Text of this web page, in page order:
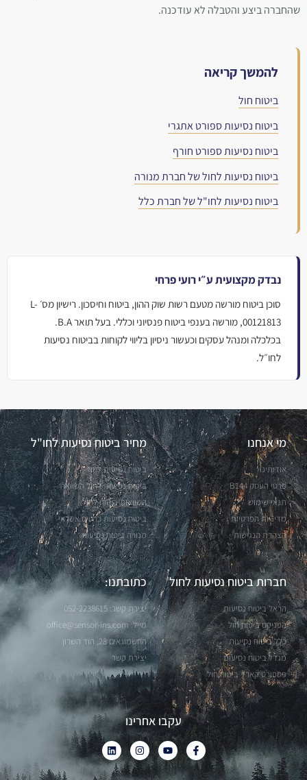
שהחברה ביצע והטבלה לא עודכנה.
להמשך קריאה
ביטוח חול
ביטוח נסיעות ספורט אתגרי
ביטוח נסיעות ספורט חורף
ביטוח נסיעות לחול של חברת מנורה
ביטוח נסיעות לחו"ל של חברת כלל
נבדק מקצועית ע״י רועי פרחי
סוכן ביטוח מורשה מטעם רשות שוק ההון, ביטוח וחיסכון. רישיון מס׳ L-
00121813, מורשה בענפי ביטוח פנסיוני וכללי. בעל תואר B.A.
בכלכלה ומנהל עסקים וכעשור ניסיון בליווי לקוחות בביטוח נסיעות
לחו״ל.
מי אנחנו
אודותינו
פרטי העסק B144
תנאי שימוש
מדיניות הפרטיות
הצהרת הנגישות
מחיר ביטוח נסיעות לחו"ל
ביטוח נסיעות לחול
ביטוח נסיעות לחול השוואה
השוואות ביטוח לחול
ביטוח נסיעות כרטיס אשראי
מנורה ביטוח נסיעות
חברות ביטוח נסיעות לחול
הראל ביטוח נסיעות
הפניקס ביטוח חול
כלל ביטוח נסיעות
מגדל ביטוח נסיעות
פספורט קארד ביטוח חול
כתובתנו:
יצירת קשר: 052-2238615
מייל:office@sensor-ins.com
החשמונאים 28, הוד השרון
יצירת קשר
עקבו אחרינו